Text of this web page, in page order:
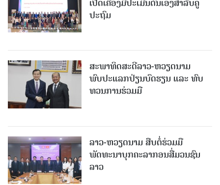
ປະຖົມ
ສະພາທິດສະດີລາວ-ຫວຽດນາມ
ພົບປະແລກປ່ຽນບົດຮຽນ ແລະ ທົບ
ທວນການຮ່ວມມື
ລາວ-ຫວຽດ​ນາມ ສືບ​ຕໍ່​ຮ່ວມ​ມື
ພັດທະນາບຸກຄະລາກອນສື່ມວນຊົນ
ລາວ